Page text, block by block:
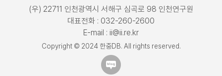
(우) 22711 인천광역시 서해구 심곡로 98 인천연구원
대표전화 : 032-260-2600
E-mail : ii@ii.re.kr
Copyright © 2024 한중DB. All rights reserved.